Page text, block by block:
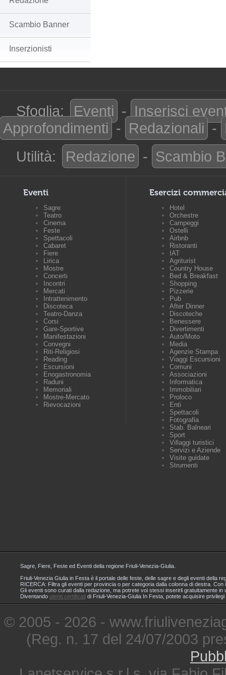
Scambio Banner
Inserzionisti
Sfoglia: Eventi - Inserisci
Approfondimenti - Redazionali -
Utilità:
Redazione - Scambio
Eventi
Sagre
Teatro
Cinema
Feste
Spettacoli
Cabaret
Fiere
Lirica
Mostre
Concerti
Incontri
Mercati
Intrattenimento
Discoteca
Teatro-Danza
Corsi
Gare-Sportive
Manifestazioni
Convegni
Riti-Religiosi
Reading
Escursioni
Enogastronomia
Raduni
Memoriali
Mostre-Mercato
Rievocazioni
Esercizi
Hotel
Orchestre
Campeggi
Ostelli
Airbnb
Ristoranti
IAT
Agriturist
Country House
Bed & Breakfast
Shopping
Pizzerie
Pub
After Dinner
Discoteche
Benessere
Divertimenti
Auto/Moto
Media
Agenzie Stampa
Viaggi Escursioni
Comuni
Associazioni
Informatica
Immobiliari
Proloco
Enti
Spettacoli
Fotografia
Stab. Balneari
Sport
Villaggi turistici
Servizi e Aziende
Visite guidate
Strumenti
Sagre, Fiere, Feste ed Eventi della regione Friuli-Venezia-Giulia.
Friuli-Venezia Giulia in Festa è il portale delle feste, delle sagre e degli eventi della
RICERCA: Filtra gli eventi per provincia o per categoria dalla colonna di destra.
Gli eventi sono curati dalla redazione, ma potrete voi stessi inserirli gratuitamente
Diventando utenti certificati di Friuli-Venezia-Giulia In Festa, potete acquisire
© 2005 - 2026 -
(Reg. n. 17 del 24/07/2003